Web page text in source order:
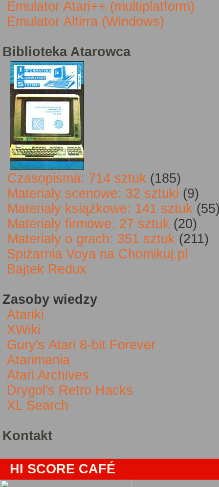
Emulator Atari++ (multiplatform)
Emulator Altirra (Windows)
Biblioteka Atarowca
Czasopisma: 714 sztuk (185)
Materiały scenowe: 32 sztuki (9)
Materiały książkowe: 141 sztuk
Materiały firmowe: 27 sztuk (20)
Materiały o grach: 351 sztuk (211)
Spiżarnia Voya na Chomikuj.pl
Bajtek Redux
Zasoby wiedzy
Atariki
XWiki
Gury's Atari 8-bit Forever
Atarimania
Atari Archives
Drygol's Retro Hacks
XL Search
Kontakt
HI SCORE CAFÉ